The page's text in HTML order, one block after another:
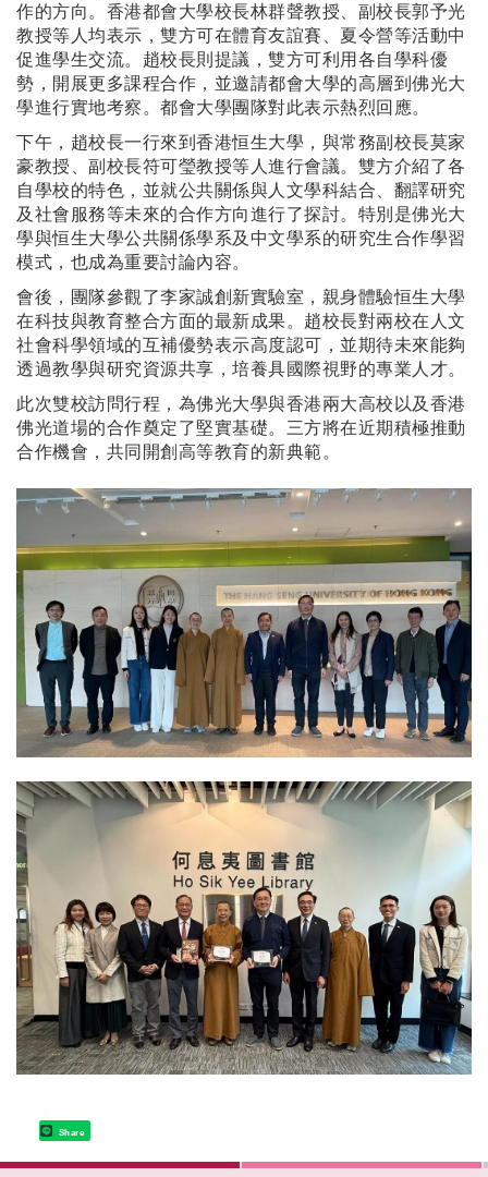
作的方向。香港都會大學校長林群聲教授、副校長郭予光
教授等人均表示，雙方可在體育友誼賽、夏令營等活動中
促進學生交流。趙校長則提議，雙方可利用各自學科優
勢，開展更多課程合作，並邀請都會大學的高層到佛光大
學進行實地考察。都會大學團隊對此表示熱烈回應。
下午，趙校長一行來到香港恒生大學，與常務副校長莫家
豪教授、副校長符可瑩教授等人進行會議。雙方介紹了各
自學校的特色，並就公共關係與人文學科結合、翻譯研究
及社會服務等未來的合作方向進行了探討。特別是佛光大
學與恒生大學公共關係學系及中文學系的研究生合作學習
模式，也成為重要討論內容。
會後，團隊參觀了李家誠創新實驗室，親身體驗恒生大學
在科技與教育整合方面的最新成果。趙校長對兩校在人文
社會科學領域的互補優勢表示高度認可，並期待未來能夠
透過教學與研究資源共享，培養具國際視野的專業人才。
此次雙校訪問行程，為佛光大學與香港兩大高校以及香港
佛光道場的合作奠定了堅實基礎。三方將在近期積極推動
合作機會，共同開創高等教育的新典範。
Share